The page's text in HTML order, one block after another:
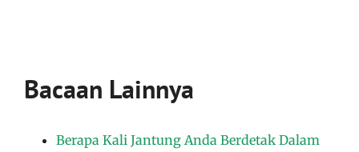
Bacaan Lainnya
Berapa Kali Jantung Anda Berdetak Dalam